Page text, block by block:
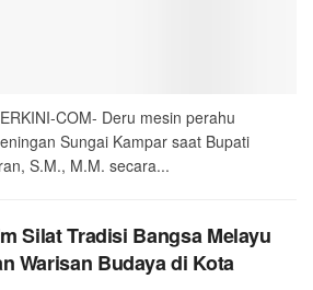
COM- Deru mesin perahu
Sungai Kampar saat Bupati
S.M., M.M. secara...
Silat Tradisi Bangsa Melayu
Warisan Budaya di Kota